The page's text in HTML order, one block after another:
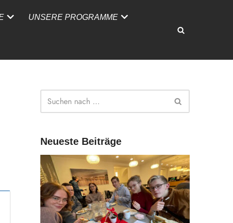
UNSERE PROGRAMME
Neueste Beiträge